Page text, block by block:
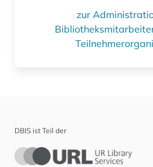
zur
DBIS ist Teil der